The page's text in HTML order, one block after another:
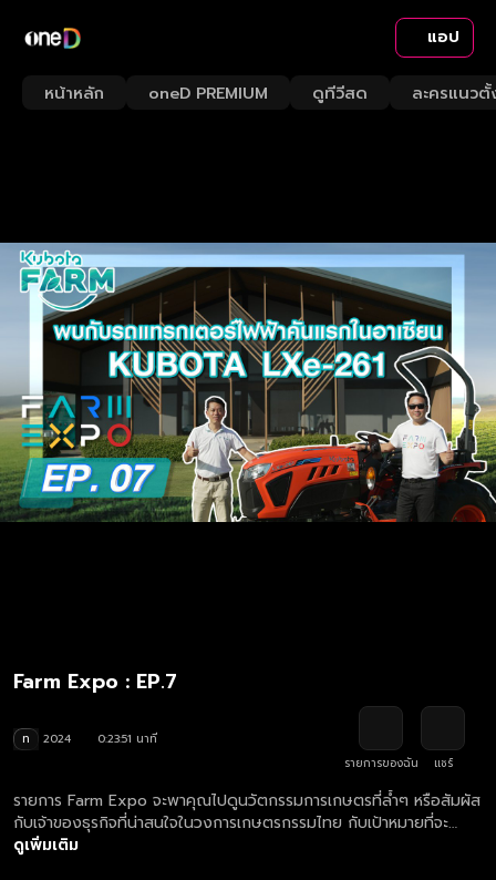
แอป
หน้าหลัก oneD PREMIUM ดูทีวีสด ละครแนวตั้
Farm Expo : EP.7
ท 2024
0:23:51 นาที
รายการของฉัน
แชร์
รายการ Farm Expo จะพาคุณไปดูนวัตกรรมการเกษตรที่ล้ำๆ หรือสัมผัส
กับเจ้าของธุรกิจที่น่าสนใจในวงการเกษตรกรรมไทย กับเป้าหมายที่จะ
ถ่ายทอดความรู้สู่เกษตรกรรมรายย่อยและยกระดับเกษตรกรรมไทยให้
ดูเพิ่มเติม